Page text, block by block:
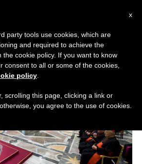
x
party tools use cookies, which are
and required to achieve the
the cookie policy. If you want to know
consent to all or some of the cookies,
policy
scrolling this page, clicking a link or
you agree to the use of cookies.